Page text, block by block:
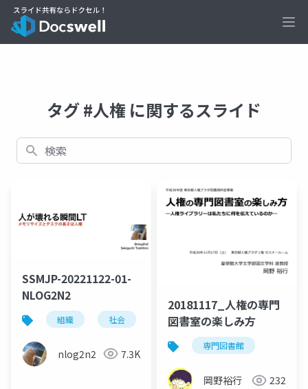
タグ #人権 に関するスライド
検索
SSMJP-20221122-01-
NLOG2N2
組織 社会 人権 メンタル
nlog2n2 7.3K
20181117_人権の専門
図書室の楽しみ方
専門図書館
岡野裕行 232